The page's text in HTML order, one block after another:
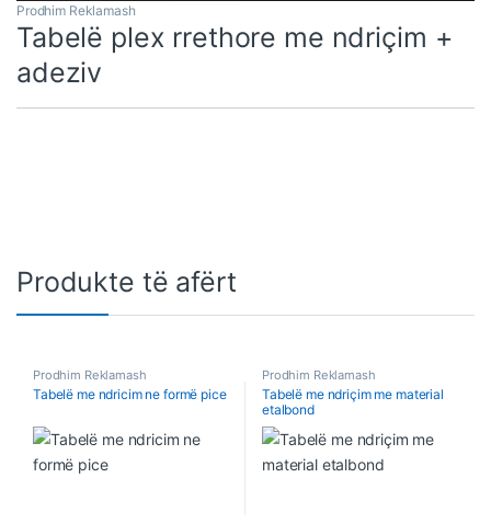
Prodhim Reklamash
Tabelë plex rrethore me ndriçim +
adeziv
Produkte të afërt
Prodhim Reklamash
Tabelë me ndricim ne formë pice
Prodhim Reklamash
Tabelë me ndriçim me material
etalbond